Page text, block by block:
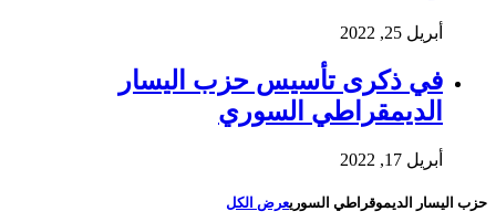
أبريل 25, 2022
في ذكرى تأسيس حزب اليسار
الديمقراطي السوري
أبريل 17, 2022
حزب اليسار الديموقراطي السوريعرض الكل